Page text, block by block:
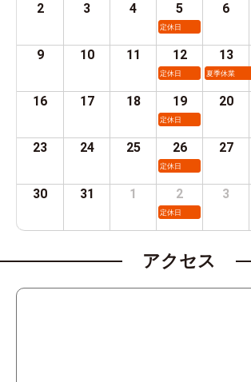
2 3 4 5
定休日
6
9 10 11 12
定休日
13
夏季休業
16 17 18 19
定休日
20
23 24 25 26
定休日
27
30 31 1 2
定休日
3
アクセス